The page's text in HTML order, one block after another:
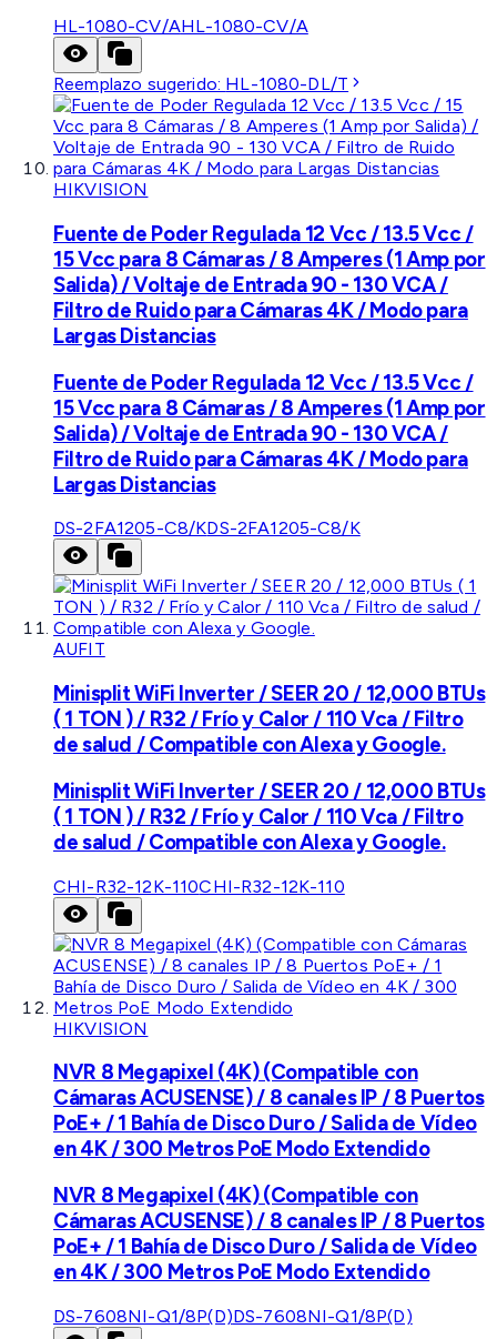
HL-1080-CV/AHL-1080-CV/A
Reemplazo sugerido: HL-1080-DL/T
HIKVISION
Fuente de Poder Regulada 12 Vcc / 13.5 Vcc /
15 Vcc para 8 Cámaras / 8 Amperes (1 Amp por
Salida) / Voltaje de Entrada 90 - 130 VCA /
Filtro de Ruido para Cámaras 4K / Modo para
Largas Distancias
Fuente de Poder Regulada 12 Vcc / 13.5 Vcc /
15 Vcc para 8 Cámaras / 8 Amperes (1 Amp por
Salida) / Voltaje de Entrada 90 - 130 VCA /
Filtro de Ruido para Cámaras 4K / Modo para
Largas Distancias
DS-2FA1205-C8/KDS-2FA1205-C8/K
AUFIT
Minisplit WiFi Inverter / SEER 20 / 12,000 BTUs
( 1 TON ) / R32 / Frío y Calor / 110 Vca / Filtro
de salud / Compatible con Alexa y Google.
Minisplit WiFi Inverter / SEER 20 / 12,000 BTUs
( 1 TON ) / R32 / Frío y Calor / 110 Vca / Filtro
de salud / Compatible con Alexa y Google.
CHI-R32-12K-110CHI-R32-12K-110
HIKVISION
NVR 8 Megapixel (4K) (Compatible con
Cámaras ACUSENSE) / 8 canales IP / 8 Puertos
PoE+ / 1 Bahía de Disco Duro / Salida de Vídeo
en 4K / 300 Metros PoE Modo Extendido
NVR 8 Megapixel (4K) (Compatible con
Cámaras ACUSENSE) / 8 canales IP / 8 Puertos
PoE+ / 1 Bahía de Disco Duro / Salida de Vídeo
en 4K / 300 Metros PoE Modo Extendido
DS-7608NI-Q1/8P(D)DS-7608NI-Q1/8P(D)